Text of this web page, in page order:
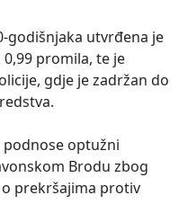
godišnjaka utvrđena je
promila, te je
gdje je zadržan do
optužni
Brodu zbog
prekršajima protiv